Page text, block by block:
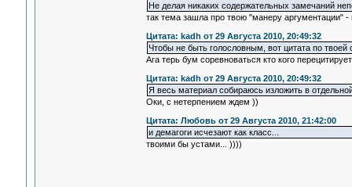
Не делая никаких содержательных замечаний
так тема зашла про твою "манеру аргументации"
Цитата: kadh от 29 Августа 2010, 20:49:32
Чтобы не быть голословным, вот цитата по твоей
Ага терь бум соревноваться кто кого
Цитата: kadh от 29 Августа 2010, 20:49:32
Я весь материал собираюсь изложить в
Оки, с нетерпением ждем ))
Цитата: Любовь от 29 Августа 2010, 21:42:00
и демагоги исчезают как класс...
твоими бы устами... ))))